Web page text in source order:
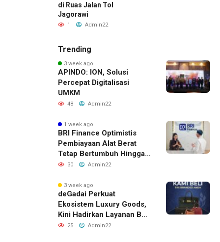
di Ruas Jalan Tol
Admin22
Trending
3 week ago
APINDO: ION, Solusi
Percepat Digitalisasi
UMKM
48 Admin22
1 week ago
BRI Finance Optimistis
Pembiayaan Alat Berat
Tetap Bertumbuh Hingga
Akhir 2026
30 Admin22
3 week ago
deGadai Perkuat
Ekosistem Luxury Goods,
Kini Hadirkan Layanan Beli
Tas, Titip Jual, dan Gadai
25 Admin22